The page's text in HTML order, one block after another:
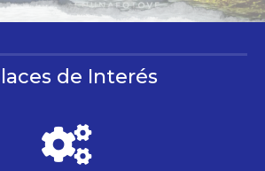
de Interés